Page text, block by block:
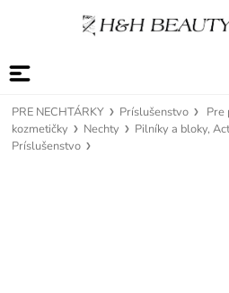
PRE NECHTÁRKY Príslušenstvo Pre
kozmetičky
Nechty
Pilníky a bloky,
Príslušenstvo